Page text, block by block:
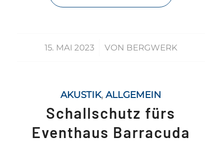
15. MAI 2023
/ VON BERGWERK
AKUSTIK,ALLGEMEIN
Schallschutz fürs
Eventhaus Barracuda